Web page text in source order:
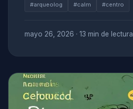
#arqueolog #calm #centro
mayo 26, 2026 · 13 min de lectura